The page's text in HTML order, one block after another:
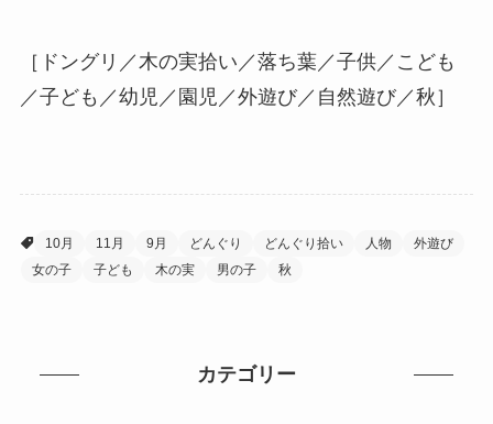
［ドングリ／木の実拾い／落ち葉／子供／こども
／子ども／幼児／園児／外遊び／自然遊び／秋］
10月 11月 9月 どんぐり どんぐり拾い 人物
外遊び
女の子
子ども 木の実 男の子 秋
カテゴリー